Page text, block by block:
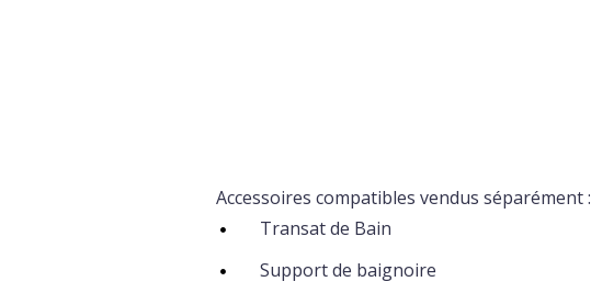
Accessoires compatibles vendus séparément :
Transat de Bain
Support de baignoire